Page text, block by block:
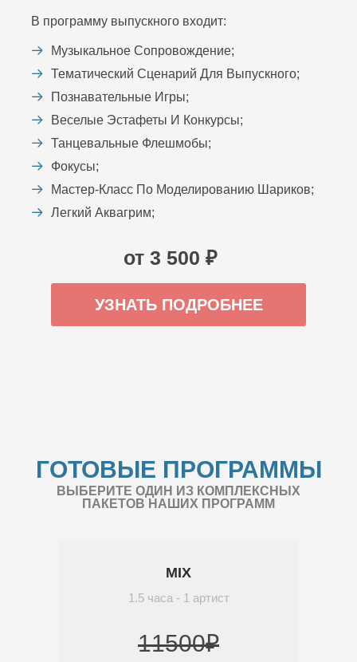
В программу выпускного входит:
Музыкальное Сопровождение;
Тематический Сценарий Для Выпускного;
Познавательные Игры;
Веселые Эстафеты И Конкурсы;
Танцевальные Флешмобы;
Фокусы;
Мастер-Класс По Моделированию Шариков;
Легкий Аквагрим;
от 3 500 ₽
УЗНАТЬ ПОДРОБНЕЕ
ГОТОВЫЕ ПРОГРАММЫ
ВЫБЕРИТЕ ОДИН ИЗ КОМПЛЕКСНЫХ
ПАКЕТОВ НАШИХ ПРОГРАММ
MIX
1.5 часа - 1 артист
11500₽